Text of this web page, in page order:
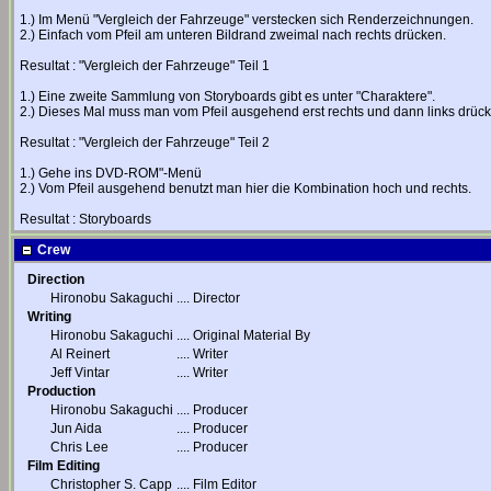
1.) Im Menü "Vergleich der Fahrzeuge" verstecken sich Renderzeichnungen.
2.) Einfach vom Pfeil am unteren Bildrand zweimal nach rechts drücken.
Resultat : "Vergleich der Fahrzeuge" Teil 1
1.) Eine zweite Sammlung von Storyboards gibt es unter "Charaktere".
2.) Dieses Mal muss man vom Pfeil ausgehend erst rechts und dann links
Resultat : "Vergleich der Fahrzeuge" Teil 2
1.) Gehe ins DVD-ROM"-Menü
2.) Vom Pfeil ausgehend benutzt man hier die Kombination hoch und rechts.
Resultat : Storyboards
Crew
Direction
Hironobu Sakaguchi .... Director
Writing
Hironobu Sakaguchi .... Original Material By
Al Reinert
.... Writer
Jeff Vintar
.... Writer
Production
Hironobu Sakaguchi .... Producer
Jun Aida
.... Producer
Chris Lee
.... Producer
Film Editing
Christopher S. Capp .... Film Editor